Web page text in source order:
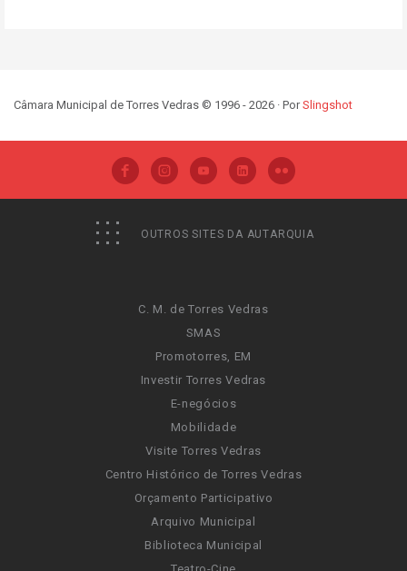
Câmara Municipal de Torres Vedras © 1996 - 2026 · PorSlingshot
OUTROS SITES DA AUTARQUIA
C. M. de Torres Vedras
SMAS
Promotorres, EM
Investir Torres Vedras
E-negócios
Mobilidade
Visite Torres Vedras
Centro Histórico de Torres Vedras
Orçamento Participativo
Arquivo Municipal
Biblioteca Municipal